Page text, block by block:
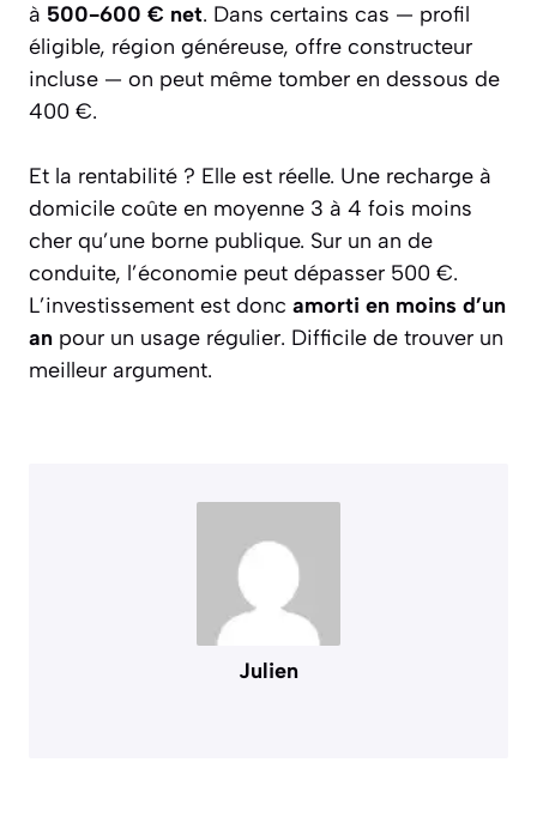
à 500-600 € net. Dans certains cas — profil
éligible, région généreuse, offre constructeur
incluse — on peut même tomber en dessous de
400 €.
Et la rentabilité ? Elle est réelle. Une recharge à
domicile coûte en moyenne 3 à 4 fois moins
cher qu’une borne publique. Sur un an de
conduite, l’économie peut dépasser 500 €.
L’investissement est donc amorti en moins d’un
an pour un usage régulier. Difficile de trouver un
meilleur argument.
Julien